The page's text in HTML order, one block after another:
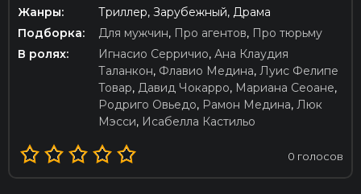
Жанры:
Триллер, Зарубежный, Драма
Подборка:
Для мужчин, Про агентов, Про тюрьму
В ролях:
Игнасио Серричио, Ана Клаудия
Таланкон, Флавио Медина, Луис Фелипе
Товар, Давид Чокарро, Мариана Сеоане,
Родриго Овьедо, Рамон Медина, Люк
Мэсси, Исабелла Кастильо
0 голосов